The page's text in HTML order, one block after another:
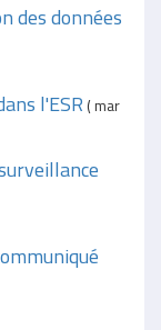
des données
l'ESR (mar